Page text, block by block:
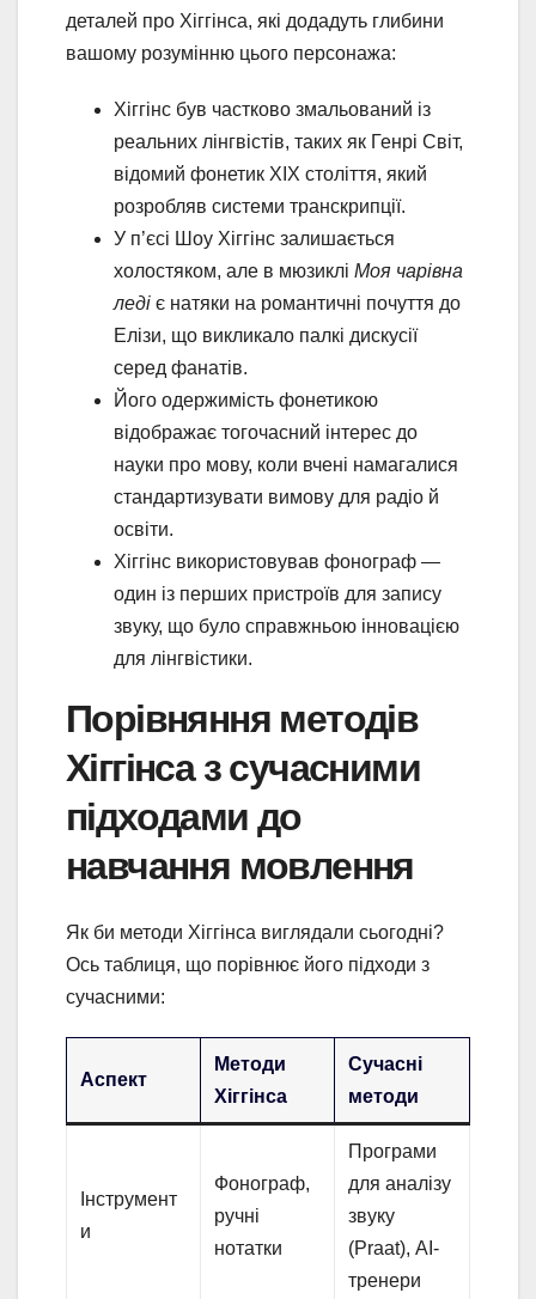
деталей про Хіггінса, які додадуть глибини
вашому розумінню цього персонажа:
Хіггінс був частково змальований із
реальних лінгвістів, таких як Генрі Світ,
відомий фонетик XIX століття, який
розробляв системи транскрипції.
У п’єсі Шоу Хіггінс залишається
холостяком, але в мюзиклі Моя чарівна
леді є натяки на романтичні почуття до
Елізи, що викликало палкі дискусії
серед фанатів.
Його одержимість фонетикою
відображає тогочасний інтерес до
науки про мову, коли вчені намагалися
стандартизувати вимову для радіо й
освіти.
Хіггінс використовував фонограф —
один із перших пристроїв для запису
звуку, що було справжньою інновацією
для лінгвістики.
Порівняння методів
Хіггінса з сучасними
підходами до
навчання мовлення
Як би методи Хіггінса виглядали сьогодні?
Ось таблиця, що порівнює його підходи з
сучасними:
Аспект
Методи
Хіггінса
Сучасні
методи
Інструмент
и
Фонограф,
ручні
нотатки
Програми
для аналізу
звуку
(Praat), AI-
тренери